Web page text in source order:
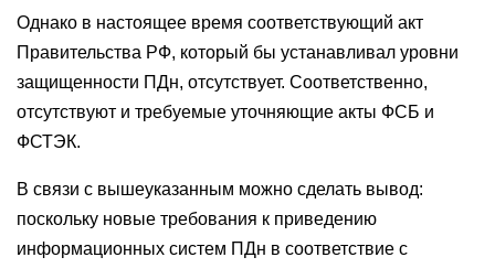
Однако в настоящее время соответствующий акт
Правительства РФ, который бы устанавливал уровни
защищенности ПДн, отсутствует. Соответственно,
отсутствуют и требуемые уточняющие акты ФСБ и
ФСТЭК.
В связи с вышеуказанным можно сделать вывод:
поскольку новые требования к приведению
информационных систем ПДн в соответствие с